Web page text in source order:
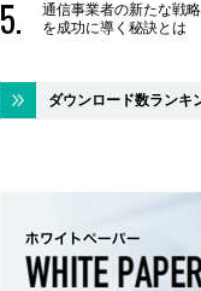
通信事業者の新たな戦
を成功に導く秘訣とは
ダウンロード数ランキ